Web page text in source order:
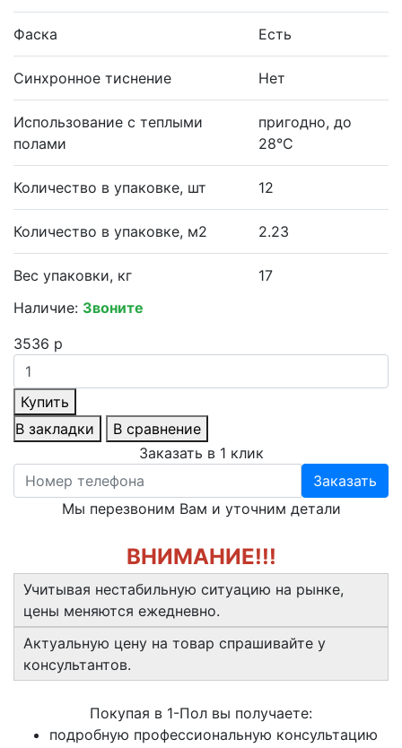
Фаска Есть
Синхронное тиснение Нет
Использование с теплыми
полами
пригодно, до
28°С
Количество в упаковке, шт 12
Количество в упаковке, м2 2.23
Вес упаковки, кг
17
Наличие: Звоните
3536 р
Купить
В закладки
В сравнение
Заказать в 1 клик
Заказать
Мы перезвоним Вам и уточним детали
ВНИМАНИЕ!!!
Учитывая нестабильную ситуацию на рынке,
цены меняются ежедневно.
Актуальную цену на товар спрашивайте у
консультантов.
Покупая в 1-Пол вы получаете:
подробную профессиональную консультацию